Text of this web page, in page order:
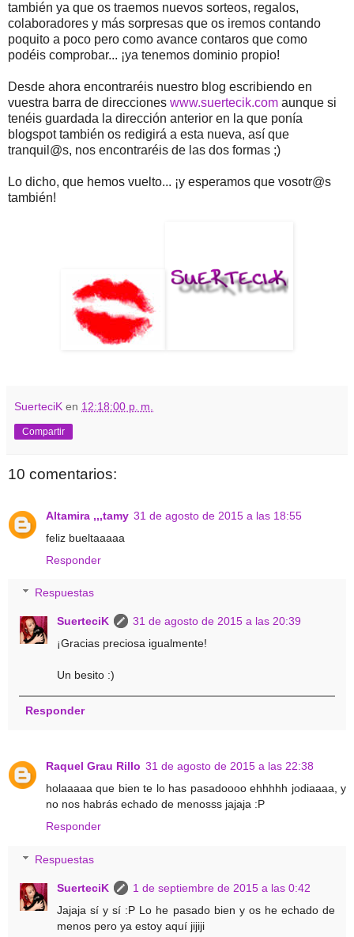
también ya que os traemos nuevos sorteos, regalos,
colaboradores y más sorpresas que os iremos contando
poquito a poco pero como avance contaros que como
podéis comprobar... ¡ya tenemos dominio propio!
Desde ahora encontraréis nuestro blog escribiendo en
vuestra barra de direcciones www.suertecik.com aunque si
tenéis guardada la dirección anterior en la que ponía
blogspot también os redigirá a esta nueva, así que
tranquil@s, nos encontraréis de las dos formas ;)
Lo dicho, que hemos vuelto... ¡y esperamos que vosotr@s
también!
SuerteciK en 12:18:00 p. m.
Compartir
10 comentarios:
Altamira ,,,tamy 31 de agosto de 2015 a las 18:55
feliz bueltaaaaa
Responder
Respuestas
SuerteciK
31 de agosto de 2015 a las 20:39
¡Gracias preciosa igualmente!
Un besito :)
Responder
Raquel Grau Rillo 31 de agosto de 2015 a las 22:38
holaaaaa que bien te lo has pasadoooo ehhhhh jodiaaaa, y
no nos habrás echado de menosss jajaja :P
Responder
Respuestas
SuerteciK
1 de septiembre de 2015 a las 0:42
Jajaja sí y sí :P Lo he pasado bien y os he echado de
menos pero ya estoy aquí jijiji